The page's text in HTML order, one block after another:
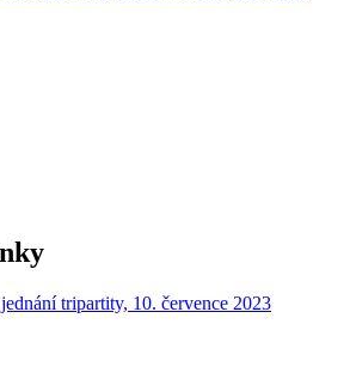
tripartity, 10. července 2023